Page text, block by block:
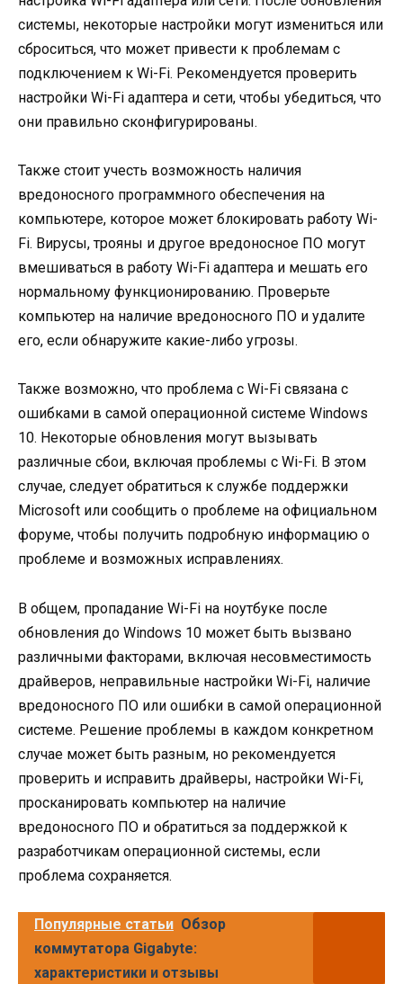
системы, некоторые настройки могут измениться или
сброситься, что может привести к проблемам с
подключением к Wi-Fi. Рекомендуется проверить
настройки Wi-Fi адаптера и сети, чтобы убедиться, что
они правильно сконфигурированы.
Также стоит учесть возможность наличия
вредоносного программного обеспечения на
компьютере, которое может блокировать работу Wi-
Fi. Вирусы, трояны и другое вредоносное ПО могут
вмешиваться в работу Wi-Fi адаптера и мешать его
нормальному функционированию. Проверьте
компьютер на наличие вредоносного ПО и удалите
его, если обнаружите какие-либо угрозы.
Также возможно, что проблема с Wi-Fi связана с
ошибками в самой операционной системе Windows
10. Некоторые обновления могут вызывать
различные сбои, включая проблемы с Wi-Fi. В этом
случае, следует обратиться к службе поддержки
Microsoft или сообщить о проблеме на официальном
форуме, чтобы получить подробную информацию о
проблеме и возможных исправлениях.
В общем, пропадание Wi-Fi на ноутбуке после
обновления до Windows 10 может быть вызвано
различными факторами, включая несовместимость
драйверов, неправильные настройки Wi-Fi, наличие
вредоносного ПО или ошибки в самой операционной
системе. Решение проблемы в каждом конкретном
случае может быть разным, но рекомендуется
проверить и исправить драйверы, настройки Wi-Fi,
просканировать компьютер на наличие
вредоносного ПО и обратиться за поддержкой к
разработчикам операционной системы, если
проблема сохраняется.
Популярные статьи Обзор
коммутатора Gigabyte:
характеристики и отзывы